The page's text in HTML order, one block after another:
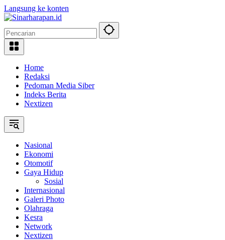
Langsung ke konten
Home
Redaksi
Pedoman Media Siber
Indeks Berita
Nextizen
Nasional
Ekonomi
Otomotif
Gaya Hidup
Sosial
Internasional
Galeri Photo
Olahraga
Kesra
Network
Nextizen